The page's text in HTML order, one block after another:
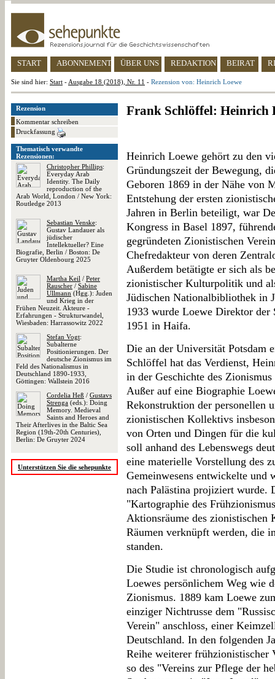
START ABONNEMENT ÜBER UNS REDAKTION BEIRAT
Sie sind hier: Start - Ausgabe 18 (2018), Nr. 11 - Rezension von: Heinrich Loewe
Rezension
Kommentar schreiben
Druckfassung
Thematisch verwandte
Rezensionen:
Christopher Phillips:
Everyday Arab
Identity. The Daily
reproduction of the
Arab World, London / New York:
Routledge 2013
Sebastian Venske:
Gustav Landauer als
jüdischer
Intellektueller? Eine
Biografie, Berlin / Boston: De
Gruyter Oldenbourg 2025
Martha Keil / Peter
Rauscher / Sabine
Ullmann (Hgg.): Juden
und Krieg in der
Frühen Neuzeit. Akteure -
Erfahrungen - Strukturwandel,
Wiesbaden: Harrassowitz 2022
Stefan Vogt:
Subalterne
Positionierungen. Der
deutsche Zionismus im
Feld des Nationalismus in
Deutschland 1890-1933,
Göttingen: Wallstein 2016
Cordelia Heß / Gustavs
Strenga (eds.): Doing
Memory. Medieval
Saints and Heroes and
Their Afterlives in the Baltic Sea
Region (19th-20th Centuries),
Berlin: De Gruyter 2024
Unterstützen Sie die sehepunkte
Frank Schlöffel: Heinrich
Heinrich Loewe gehört zu den
Gründungszeit der Bewegung,
Geboren 1869 in der Nähe von
Entstehung der ersten
Jahren in Berlin beteiligt, war
Kongress in Basel 1897,
gegründeten Zionistischen
Chefredakteur von deren
Außerdem betätigte er sich als
zionistischer Kulturpolitik und
Jüdischen Nationalbibliothek in
1933 wurde Loewe Direktor
1951 in Haifa.
Die an der Universität Potsdam
Schlöffel hat das Verdienst,
in der Geschichte des
Außer auf eine Biographie
Rekonstruktion der personellen
zionistischen Kollektivs
von Orten und Dingen für die
soll anhand des Lebenswegs
eine materielle Vorstellung des
Gemeinwesens entwickelte und
nach Palästina projiziert wurde.
"Kartographie des
Aktionsräume des
Räumen verknüpft werden, die
standen.
Die Studie ist chronologisch
Loewes persönlichem Weg wie
Zionismus. 1889 kam Loewe
einziger Nichtrusse dem
Verein" anschloss, einer
Deutschland. In den folgenden
Reihe weiterer frühzionistischer
so des "Vereins zur Pflege der